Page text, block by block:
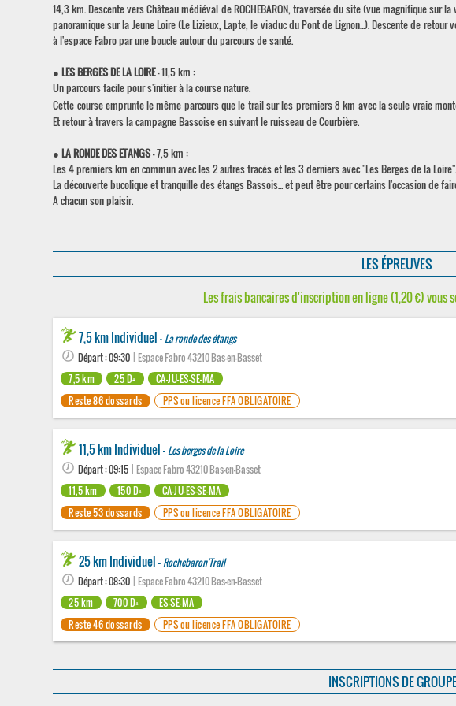
14,3 km. Descente vers Château médiéval de ROCHEBARON, traversée du site (vue magnifique
panoramique sur la Jeune Loire (Le Lizieux, Lapte, le viaduc du Pont de Lignon...). Descente de
à l'espace Fabro par une boucle autour du parcours de santé.
●LES BERGES DE LA LOIRE- 11,5 km :
Un parcours facile pour s'initier à la course nature.
Cette course emprunte le même parcours que le trail sur les premiers 8 km avec la seule vraie
Et retour à travers la campagne Bassoise en suivant le ruisseau de Courbière.
●LA RONDE DES ETANGS- 7,5 km :
Les 4 premiers km en commun avec les 2 autres tracés et les 3 derniers avec "Les Berges de la Loire".
La découverte bucolique et tranquille des étangs Bassois... et peut être pour certains l'occasion de
A chacun son plaisir.
LES ÉPREUVES
Les frais bancaires d'inscription en ligne (1,20 €)
7,5 km Individuel - La ronde des étangs
Départ : 09:30 | Espace Fabro 43210 Bas-en-Basset
7,5 km
25 D+
CA-JU-ES-SE-MA
Reste 86 dossards
PPS ou licence FFA OBLIGATOIRE
11,5 km Individuel - Les berges de la Loire
Départ : 09:15 | Espace Fabro 43210 Bas-en-Basset
11,5 km
150 D+
CA-JU-ES-SE-MA
Reste 53 dossards
PPS ou licence FFA OBLIGATOIRE
25 km Individuel - Rochebaron'Trail
Départ : 08:30 | Espace Fabro 43210 Bas-en-Basset
25 km
700 D+
ES-SE-MA
Reste 46 dossards
PPS ou licence FFA OBLIGATOIRE
INSCRIPTIONS DE